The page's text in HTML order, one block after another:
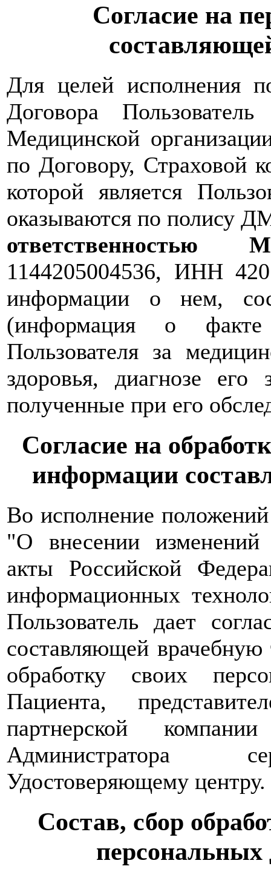
Согласие на
Для целей исполнения
Договора
Медицинской
по Договору, Страховой
которой является
оказываются по полису
1144205004536, ИНН
информации о нем,
(информация о
Пользователя за
здоровья, диагнозе его
полученные при его
Согласие на
информации
Во исполнение
"О внесении изменений
акты Российской
информационных
Пользователь дает
составляющей врачебную
обработку своих
Пациента,
партнерской
Администратора
Удостоверяющему центру.
Состав, сбор